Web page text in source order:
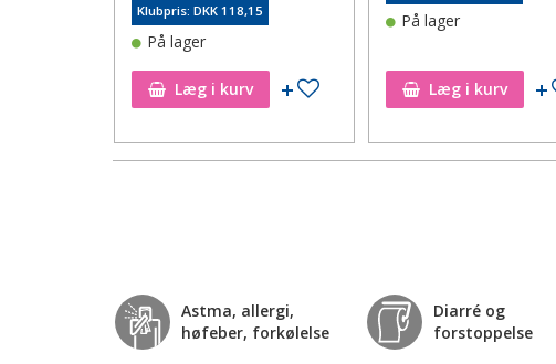
Tilføj til ønskeseddel
Klubpris: DKK 118,15
På lager
Læg i kurv Tilføj til ønskeseddel
På lager
Læg i kurv
Astma, allergi,
høfeber, forkølelse
Diarré og
forstoppelse